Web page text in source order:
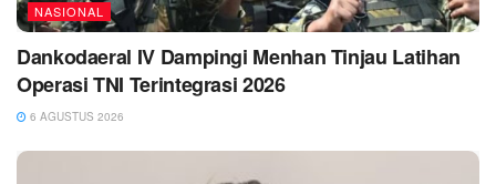
NASIONAL
Dankodaeral IV Dampingi Menhan Tinjau Latihan
Operasi TNI Terintegrasi 2026
6 AGUSTUS 2026